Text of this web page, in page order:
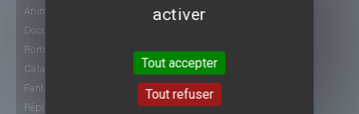
Animation
Documentaire
Romance
Catastrophe
Fantastique
Péplum
activer
Tout accepter
Tout refuser